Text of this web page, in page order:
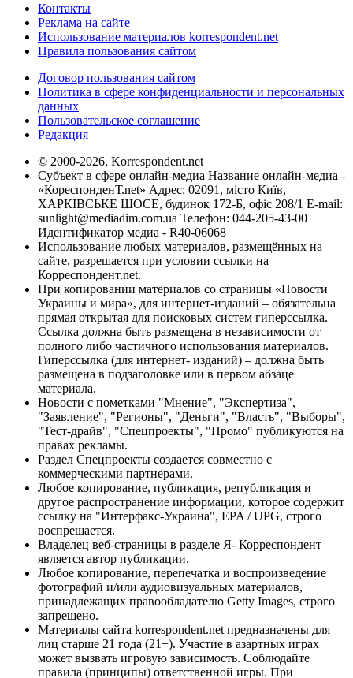
Контакты
Реклама на сайте
Использование материалов korrespondent.net
Правила пользования сайтом
Договор пользования сайтом
Политика в сфере конфиденциальности и персональных
данных
Пользовательское соглашение
Редакция
© 2000-2026, Korrespondent.net
Субъект в сфере онлайн-медиа Название онлайн-медиа -
«КореспонденТ.net» Адрес: 02091, місто Київ,
ХАРКІВСЬКЕ ШОСЕ, будинок 172-Б, офіс 208/1 E-mail:
sunlight@mediadim.com.ua Телефон: 044-205-43-00
Идентификатор медиа - R40-06068
Использование любых материалов, размещённых на
сайте, разрешается при условии ссылки на
Корреспондент.net.
При копировании материалов со страницы «Новости
Украины и мира», для интернет-изданий – обязательна
прямая открытая для поисковых систем гиперссылка.
Ссылка должна быть размещена в независимости от
полного либо частичного использования материалов.
Гиперссылка (для интернет- изданий) – должна быть
размещена в подзаголовке или в первом абзаце
материала.
Новости с пометками "Мнение", "Экспертиза",
"Заявление", "Регионы", "Деньги", "Власть", "Выборы",
"Тест-драйв", "Спецпроекты", "Промо" публикуются на
правах рекламы.
Раздел Спецпроекты создается совместно с
коммерческими партнерами.
Любое копирование, публикация, републикация и
другое распространение информации, которое содержит
ссылку на "Интерфакс-Украина", EPA / UPG, строго
воспрещается.
Владелец веб-страницы в разделе Я- Корреспондент
является автор публикации.
Любое копирование, перепечатка и воспроизведение
фотографий и/или аудиовизуальных материалов,
принадлежащих правообладателю Getty Images, строго
запрещено.
Материалы сайта korrespondent.net предназначены для
лиц старше 21 года (21+). Участие в азартных играх
может вызвать игровую зависимость. Соблюдайте
правила (принципы) ответственной игры. При